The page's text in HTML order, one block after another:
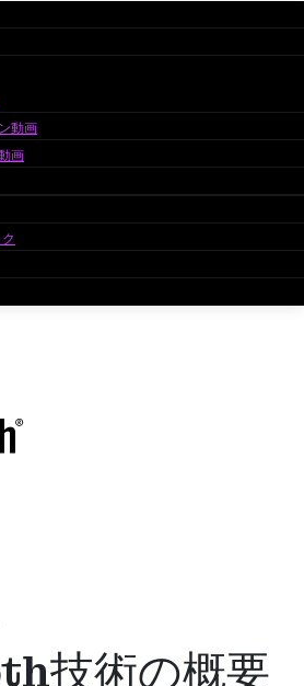
動画
画
技術の概要